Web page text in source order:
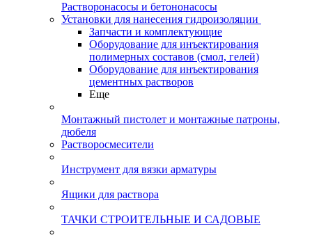
Растворонасосы и бетононасосы
Установки для нанесения гидроизоляции
Запчасти и комплектующие
Оборудование для инъектирования
полимерных составов (смол, гелей)
Оборудование для инъектирования
цементных растворов
Еще
Монтажный пистолет и монтажные патроны,
дюбеля
Растворосмесители
Инструмент для вязки арматуры
Ящики для раствора
ТАЧКИ СТРОИТЕЛЬНЫЕ И САДОВЫЕ